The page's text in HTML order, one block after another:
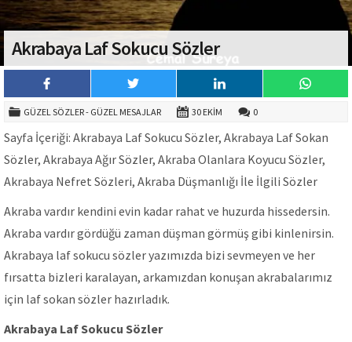
Akrabaya Laf Sokucu Sözler
GÜZEL SÖZLER - GÜZEL MESAJLAR 30 EKIM 0
Sayfa İçeriği: Akrabaya Laf Sokucu Sözler, Akrabaya Laf Sokan
Sözler, Akrabaya Ağır Sözler, Akraba Olanlara Koyucu Sözler,
Akrabaya Nefret Sözleri, Akraba Düşmanlığı İle İlgili Sözler
Akraba vardır kendini evin kadar rahat ve huzurda hissedersin.
Akraba vardır gördüğü zaman düşman görmüş gibi kinlenirsin.
Akrabaya laf sokucu sözler yazımızda bizi sevmeyen ve her
fırsatta bizleri karalayan, arkamızdan konuşan akrabalarımız
için laf sokan sözler hazırladık.
Akrabaya Laf Sokucu Sözler